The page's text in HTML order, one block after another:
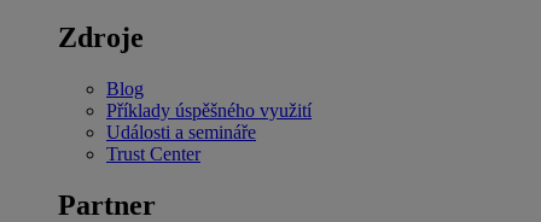
Zdroje
Blog
Příklady úspěšného využití
Události a semináře
Trust Center
Partner